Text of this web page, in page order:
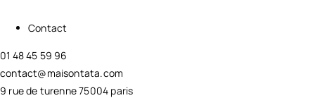
Contact
01 48 45 59 96
contact@maisontata.com
9 rue de turenne 75004 paris